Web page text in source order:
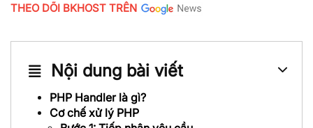
THEO DÕI BKHOST TRÊN
Nội dung bài viết
PHP Handler là gì?
Cơ chế xử lý PHP